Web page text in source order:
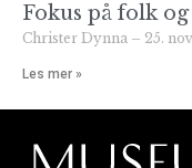
Fokus på folk
Christer Dynna 25.
Les mer »